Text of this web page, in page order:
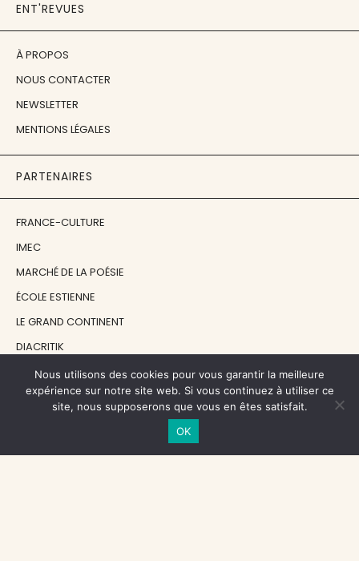
ENT'REVUES
À PROPOS
NOUS CONTACTER
NEWSLETTER
MENTIONS LÉGALES
PARTENAIRES
FRANCE-CULTURE
IMEC
MARCHÉ DE LA POÉSIE
ÉCOLE ESTIENNE
LE GRAND CONTINENT
DIACRITIK
EN ATTENDANT NADEAU
Nous utilisons des cookies pour vous garantir la meilleure
expérience sur notre site web. Si vous continuez à utiliser ce
site, nous supposerons que vous en êtes satisfait.
OK